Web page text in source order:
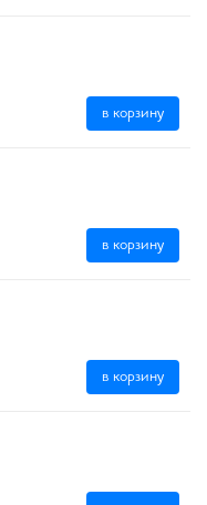
в корзину
в корзину
в корзину